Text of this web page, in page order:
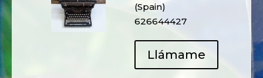
(Spain)
626644427
Llámame